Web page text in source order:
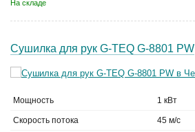
На складе
Сушилка для рук G-TEQ G-8801 PW
Мощность 1 кВт
Скорость потока 45 м/с